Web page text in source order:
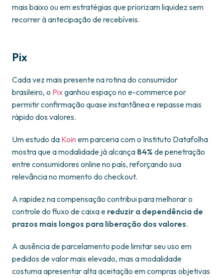
mais baixo ou em estratégias que priorizam liquidez sem
recorrer à antecipação de recebíveis.
Pix
Cada vez mais presente na rotina do consumidor
brasileiro, o Pixganhou espaço no e-commerce por
permitir confirmação quase instantânea e repasse mais
rápido dos valores.
Um estudo da Koinem parceria com o Instituto Datafolha
mostra que a modalidade já alcança 84% de penetração
entre consumidores online no país, reforçando sua
relevância no momento do checkout.
A rapidez na compensação contribui para melhorar o
controle do fluxo de caixa e reduzir a dependência de
prazos mais longos para liberação dos valores.
A ausência de parcelamento pode limitar seu uso em
pedidos de valor mais elevado, mas a modalidade
costuma apresentar alta aceitação em compras objetivas